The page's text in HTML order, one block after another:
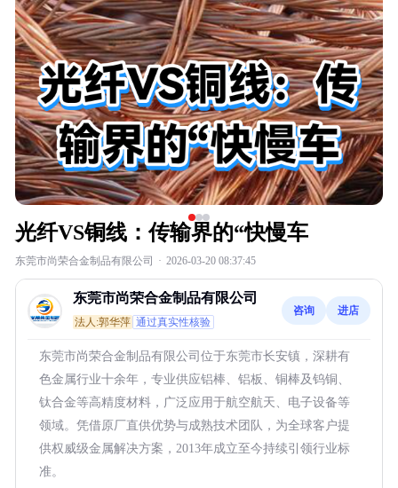
光纤VS铜线：传输界的“快慢车
东莞市尚荣合金制品有限公司 · 2026-03-20 08:37:45
东莞市尚荣合金制品有限公司
法人:郭华萍 通过真实性核验
咨询 进店
东莞市尚荣合金制品有限公司位于东莞市长安镇，深耕有
色金属行业十余年，专业供应铝棒、铝板、铜棒及钨铜、
钛合金等高精度材料，广泛应用于航空航天、电子设备等
领域。凭借原厂直供优势与成熟技术团队，为全球客户提
供权威级金属解决方案，2013年成立至今持续引领行业标
准。